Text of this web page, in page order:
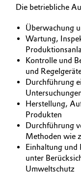
Medical Devices
Metals &
Oil & Gas,
Personal Care &
Pharma &
Plastics &
Die betriebliche
Überwachung
Wartung,
Kontrolle und
und
Durchführung
Herstellung,
Produkten
Durchführung
Methoden wie
Einhaltung und
unter
Umweltschutz